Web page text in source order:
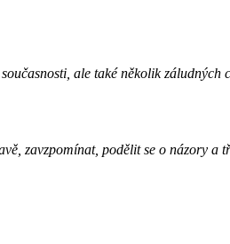
ale také několik záludných
zavzpomínat, podělit se o názory a